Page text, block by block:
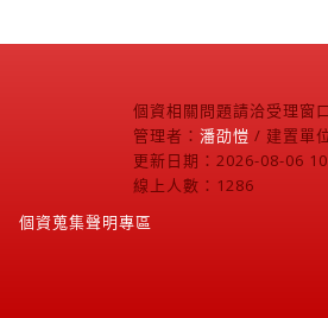
個資相關問題請洽受理窗
管理者： 潘劭愷 / 建置單
更新日期：2026-08-06
線上人數：1286
個資蒐集聲明專區